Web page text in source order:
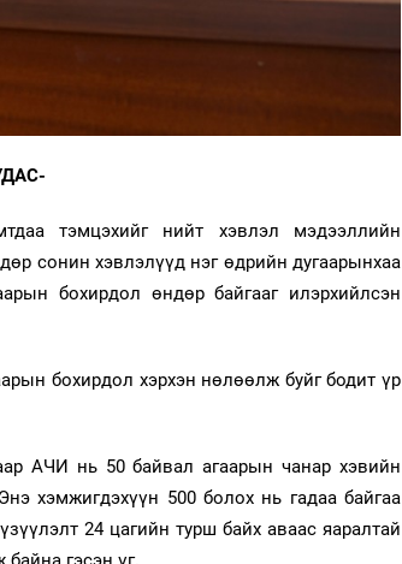
тэмцэхийг нийт хэвлэл мэдээллийн
сонин хэвлэлүүд нэг өдрийн дугаарынхаа
бохирдол өндөр байгааг илэрхийлсэн
бохирдол хэрхэн нөлөөлж буйг бодит үр
АЧИ нь 50 байвал агаарын чанар хэвийн
хэмжигдэхүүн 500 болох нь гадаа байгаа
24 цагийн турш байх аваас яаралтай